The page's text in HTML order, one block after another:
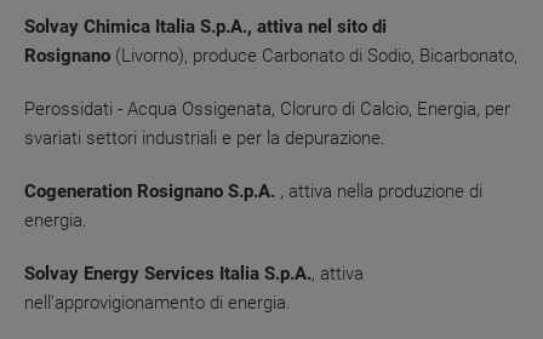
Solvay Chimica Italia S.p.A., attiva nel sito di
Rosignano (Livorno), produce Carbonato di Sodio, Bicarbonato,
Perossidati - Acqua Ossigenata, Cloruro di Calcio, Energia, per
svariati settori industriali e per la depurazione.
Cogeneration Rosignano S.p.A. , attiva nella produzione di
energia.
Solvay Energy Services Italia S.p.A., attiva
nell’approvigionamento di energia.